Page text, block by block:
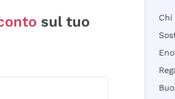
sul tuo
Chi